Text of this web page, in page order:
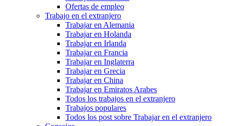
Ofertas de empleo
Trabajo en el extranjero
Trabajar en Alemania
Trabajar en Holanda
Trabajar en Irlanda
Trabajar en Francia
Trabajar en Inglaterra
Trabajar en Grecia
Trabajar en China
Trabajar en Emiratos Arabes
Todos los trabajos en el extranjero
Trabajos populares
Todos los post sobre Trabajar en el extranjero